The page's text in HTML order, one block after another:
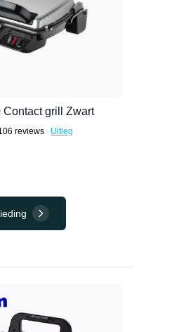
Contact grill Zwart
reviews Uitleg